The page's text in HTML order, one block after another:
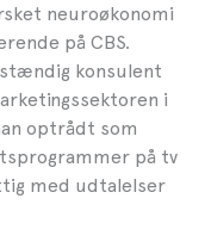
neuroøkonomi
på CBS.
konsulent
i
optrådt som
på tv
med udtalelser